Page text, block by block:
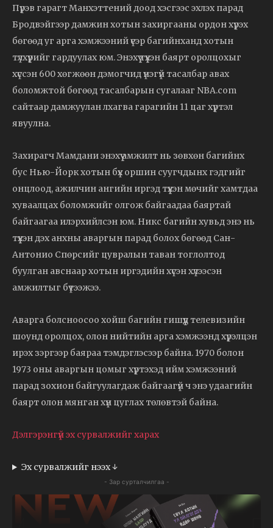
Пүрэв гарагт Манхэттений доод хэсгээс эхлэх парад
Бродвэйгээр дамжин хотын захиргааны ордон хүрэх
бөгөөд уг арга хэмжээний үеэр багийнханд хотын
түлхүүрийг гардуулах юм. Энэхүү түүхэн баярт оролцохыг
хүссэн 600 хөгжөөн дэмогчид үнэгүй тасалбар авах
боломжтой бөгөөд тасалбарын сугалааг NBA.com
сайтаар дамжуулан лхагва гарагийн 11 цаг хүртэл
явуулна.
Захирагч Мамдани энэхүү амжилт нь зөвхөн багийнх
бус Нью-Йорк хотын бүх оршин суугчдынх гэдгийг
онцлоод, ажилчин ангийн иргэд түүхэн мөчийг хамтдаа
хуваалцах боломжийг олгож байгаадаа баяртай
байгаагаа илэрхийлсэн юм. Никс багийн хувьд энэ нь
түүхэн дэх анхны аваргын парад болох бөгөөд Сан-
Антонио Спөрсийг цувралын таван тоглолтод
буулган авснаар хотын иргэдийн хүсэн хүлээсэн
амжилтыг бүтээжээ.
Аварга болсноосоо хойш багийн гишүүд телевизийн
шоунд оролцох, олон нийтийн арга хэмжээнд хүрэлцэн
ирэх зэргээр баяраа тэмдэглэсээр байна. 1970 болон
1973 оны аваргын цомыг хүртэхэд ийм хэмжээний
парад зохион байгуулагдаж байгаагүй ч энэ удаагийн
баярт олон мянган хүн цуглах төлөвтэй байна.
Дэлгэрэнгүй эх сурвалжийг харах
Эх сурвалжийг нээх ↓
- Зар сурталчилгаа -